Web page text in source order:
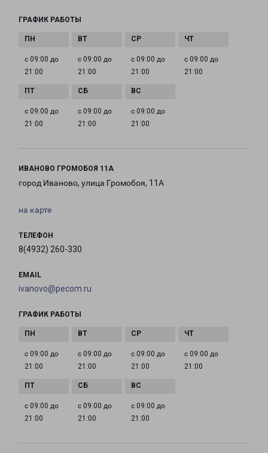
ГРАФИК РАБОТЫ
с 09:00 до
21:00
с 09:00 до
21:00
с 09:00 до
21:00
с 09:00 до
21:00
с 09:00 до
21:00
с 09:00 до
21:00
с 09:00 до
21:00
ИВАНОВО ГРОМОБОЯ 11А
город Иваново, улица Громобоя, 11А
на карте
ТЕЛЕФОН
8(4932) 260-330
EMAIL
ivanovo@pecom.ru
ГРАФИК РАБОТЫ
с 09:00 до
21:00
с 09:00 до
21:00
с 09:00 до
21:00
с 09:00 до
21:00
с 09:00 до
21:00
с 09:00 до
21:00
с 09:00 до
21:00